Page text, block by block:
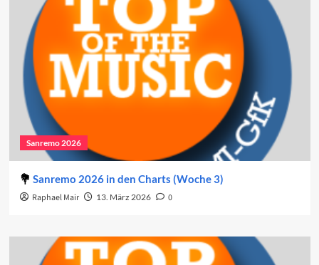
Sanremo 2026
Sanremo 2026 in den Charts (Woche 3)
Raphael Mair 13. März 2026 0